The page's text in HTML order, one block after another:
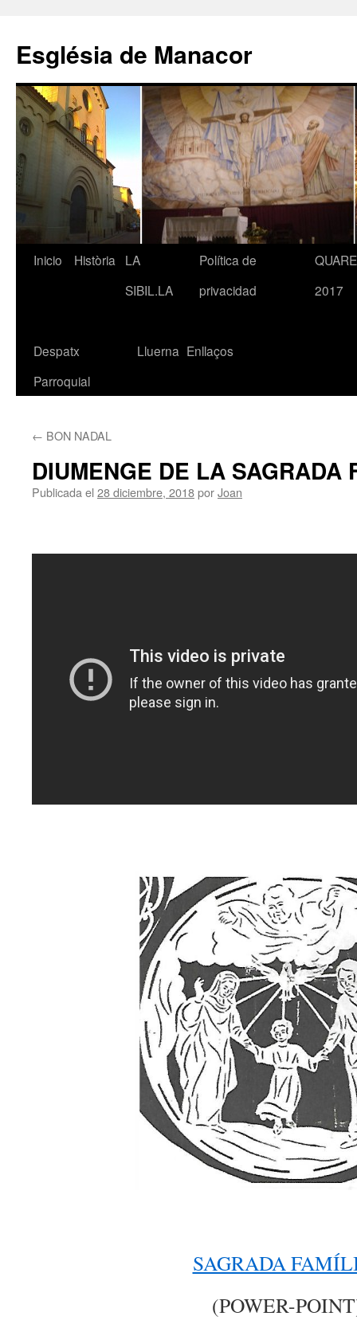
contenido
Església de Manacor
Inicio Història
LA
SIBIL.LA
Política de
privacidad
2017
Despatx
Parroquial
Lluerna Enllaços
← BON NADAL
DIUMENGE DE LA SAGRADA
Publicada el 28 diciembre, 2018porJoan
SAGRADA
(POWER-